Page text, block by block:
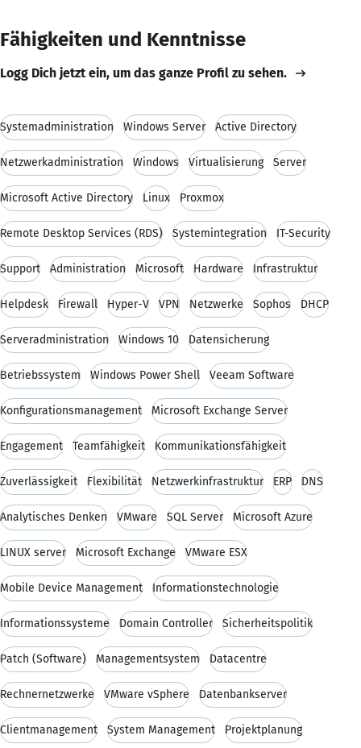
Fähigkeiten und Kenntnisse
Logg Dich jetzt ein, um das ganze Profil zu sehen.
Systemadministration Windows Server Active Directory
Netzwerkadministration Windows Virtualisierung Server
Microsoft Active Directory Linux Proxmox
Remote Desktop Services (RDS) Systemintegration IT-Security
Support Administration Microsoft Hardware Infrastruktur
Helpdesk Firewall Hyper-V VPN Netzwerke Sophos DHCP
Serveradministration Windows 10 Datensicherung
Betriebssystem Windows Power Shell Veeam Software
Konfigurationsmanagement Microsoft Exchange Server
Engagement Teamfähigkeit Kommunikationsfähigkeit
Zuverlässigkeit Flexibilität Netzwerkinfrastruktur ERP DNS
Analytisches Denken VMware SQL Server Microsoft Azure
LINUX server Microsoft Exchange VMware ESX
Mobile Device Management Informationstechnologie
Informationssysteme Domain Controller Sicherheitspolitik
Patch (Software) Managementsystem Datacentre
Rechnernetzwerke VMware vSphere Datenbankserver
Clientmanagement System Management Projektplanung